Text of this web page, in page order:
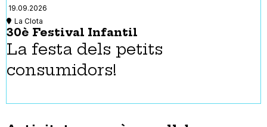
19.09.2026
La Clota
30è Festival Infantil
La festa dels petits
consumidors!